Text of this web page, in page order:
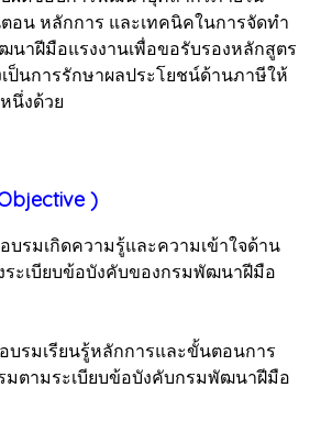
อน หลักการ และเทคนิคในการจัดทำ
นาฝีมือแรงงานเพื่อขอรับรองหลักสูตร
ป็นการรักษาผลประโยชน์ด้านภาษีให้
นึ่งด้วย
)
รมเกิดความรู้และความเข้าใจด้าน
ะเบียบข้อบังคับของกรมพัฒนาฝีมือ
รมเรียนรู้หลักการและขั้นตอนการ
มตามระเบียบข้อบังคับกรมพัฒนาฝีมือ